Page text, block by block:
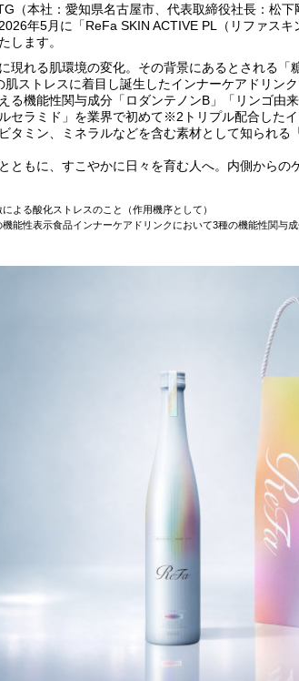
（本社：愛知県名古屋市、代表取締役社長：松
年5月に「ReFa SKIN ACTIVE PL（リファス
します。​​
現れる肌環境の変化。その背景にあるとされる「
肌ストレスに着目し誕生したインナーケアドリン
る機能性関与成分「ロダンテノンB」「リンゴ由
セラミド」を業界で初めて※2トリプル配合したイ
タミン、ミネラルなどを含む素材として知られる
ともに、すこやかに日々を育む人へ。内側からの
よる酸化ストレスのこと（作用機序として）​
能性表示食品インナーケアドリンクにおいて3種の機能性関与